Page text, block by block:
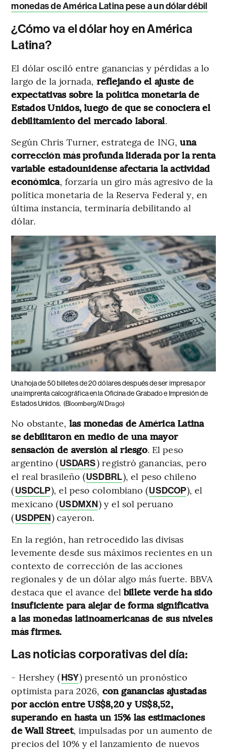
monedas de América Latina pese a un dólar débil
¿Cómo va el dólar hoy en América
Latina?
El dólar osciló entre ganancias y pérdidas a lo
largo de la jornada, reflejando el ajuste de
expectativas sobre la política monetaria de
Estados Unidos, luego de que se conociera el
debilitamiento del mercado laboral.
Según Chris Turner, estratega de ING, una
corrección más profunda liderada por la renta
variable estadounidense afectaría la actividad
económica, forzaría un giro más agresivo de la
política monetaria de la Reserva Federal y, en
última instancia, terminaría debilitando al
dólar.
Una hoja de 50 billetes de 20 dólares después de ser impresa por
una imprenta calcográfica en la Oficina de Grabado e Impresión de
Estados Unidos. (Bloomberg/Al Drago)
No obstante, las monedas de América Latina
se debilitaron en medio de una mayor
sensación de aversión al riesgo. El peso
argentino (USDARS) registró ganancias, pero
el real brasileño (USDBRL), el peso chileno
(USDCLP), el peso colombiano (USDCOP), el
mexicano (USDMXN) y el sol peruano
(USDPEN) cayeron.
En la región, han retrocedido las divisas
levemente desde sus máximos recientes en un
contexto de corrección de las acciones
regionales y de un dólar algo más fuerte. BBVA
destaca que el avance del billete verde ha sido
insuficiente para alejar de forma significativa
a las monedas latinoamericanas de sus niveles
más firmes.
Las noticias corporativas del día:
- Hershey (HSY) presentó un pronóstico
optimista para 2026, con ganancias ajustadas
por acción entre US$8,20 y US$8,52,
superando en hasta un 15% las estimaciones
de Wall Street, impulsadas por un aumento de
precios del 10% y el lanzamiento de nuevos